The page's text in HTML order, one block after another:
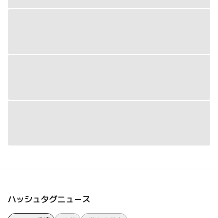
ハッシュタグニュース